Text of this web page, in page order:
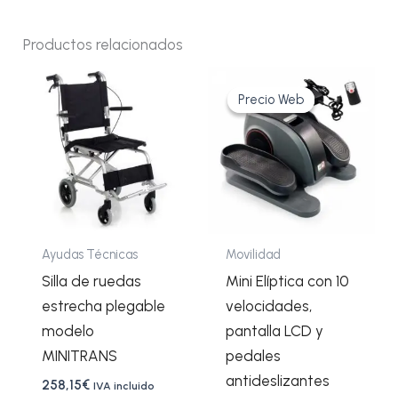
Productos relacionados
Ayudas Técnicas
Silla de ruedas
estrecha plegable
modelo
MINITRANS
258,15€ IVA incluido
Precio Web
Precio Web
Movilidad
Mini Elíptica con 10
velocidades,
pantalla LCD y
pedales
antideslizantes
precio
original
era:
184,13€.
precio
actual
es:
158,85€.